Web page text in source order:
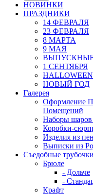
НОВИНКИ
ПРАЗДНИКИ
14 ФЕВРАЛЯ
23 ФЕВРАЛЯ
8 МАРТА
9 МАЯ
1 СЕНТЯБРЯ
HALLOWEEN
НОВЫЙ ГОД
Галерея
Оформление
Помещений
Наборы
Коробки-
Изделия из
Выписки из
Съедобные трубочки
Брюле
- Дольче
-
Крафт